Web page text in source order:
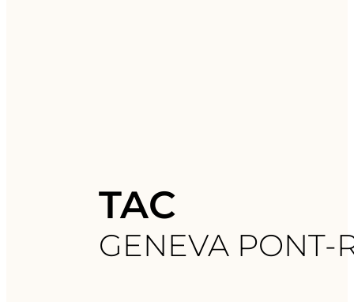
TAC
GENEVA PONT-